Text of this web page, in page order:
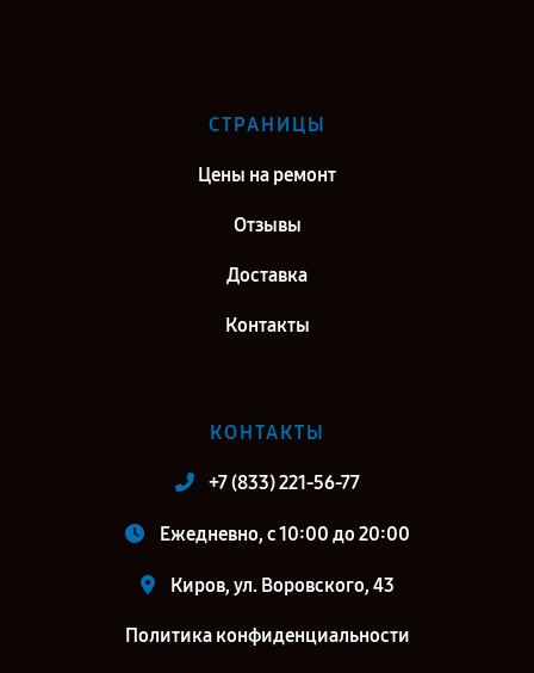
Ремонт Vivo Y31 в г. Самара
СТРАНИЦЫ
Цены на ремонт
Отзывы
Доставка
Контакты
КОНТАКТЫ
+7 (833) 221-56-77
Ежедневно, с 10:00 до 20:00
Киров, ул. Воровского, 43
Политика конфиденциальности